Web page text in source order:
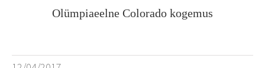
Olümpiaeelne Colorado kogemus